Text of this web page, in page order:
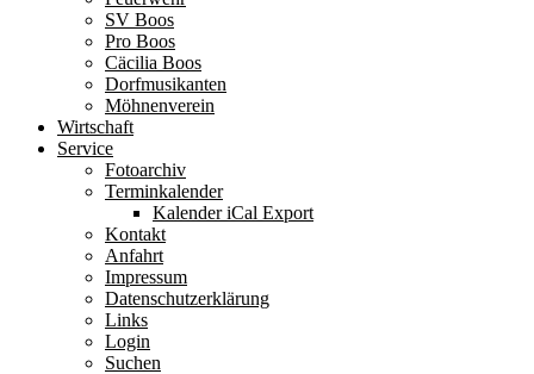
SV Boos
Pro Boos
Cäcilia Boos
Dorfmusikanten
Möhnenverein
Wirtschaft
Service
Fotoarchiv
Terminkalender
Kalender iCal Export
Kontakt
Anfahrt
Impressum
Datenschutzerklärung
Links
Login
Suchen